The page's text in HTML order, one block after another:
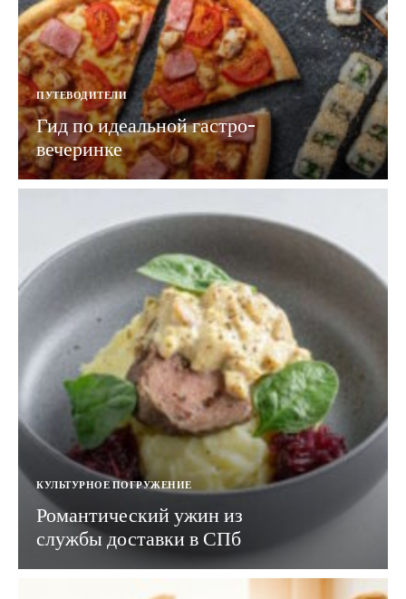
ПУТЕВОДИТЕЛИ
Гид по идеальной гастро-
вечеринке
КУЛЬТУРНОЕ ПОГРУЖЕНИЕ
Романтический ужин из
службы доставки в СПб